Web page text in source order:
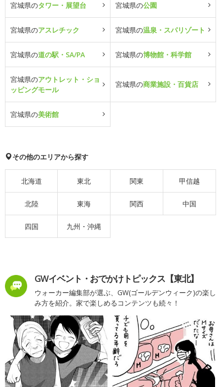
宮城県のタワー・展望台 宮城県の公園
宮城県のアスレチック 宮城県の温泉・スパリゾート
宮城県の道の駅・SA/PA 宮城県の博物館・科学館
宮城県のアウトレット・ショ
ッピングモール
宮城県の商業施設・百貨店
宮城県の美術館
その他のエリアから探す
北海道 東北 関東 甲信越
北陸 東海 関西 中国
四国 九州・沖縄
GWイベント・おでかけトピックス【東北】
ウォーカー編集部が選ぶ、GW(ゴールデンウィーク)の楽し
み方を紹介。家で楽しめるコンテンツも続々！